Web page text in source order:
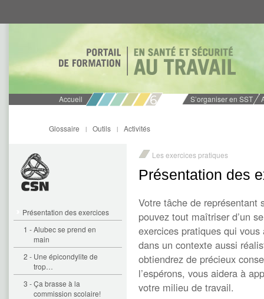
au
au
Accueil S’organiser en SST
Activités
Outils |
Glossaire |
Présentation des exercices
1 - Alubec se prend en
main
2 - Une épicondylite de
trop…
3 - Ça brasse à la
commission scolaire!
Les exercices pratiques
Présentation des
Votre tâche de représentant
pouvez tout maîtriser d’un
exercices pratiques qui
dans un contexte aussi
obtiendrez de précieux
l’espérons, vous aidera à
votre milieu de travail.